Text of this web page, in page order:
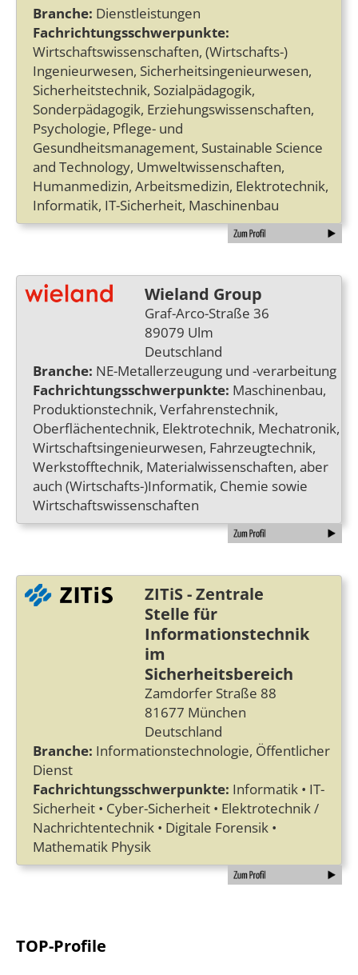
Branche: Dienstleistungen
Fachrichtungsschwerpunkte:
Wirtschaftswissenschaften, (Wirtschafts-)
Ingenieurwesen, Sicherheitsingenieurwesen,
Sicherheitstechnik, Sozialpädagogik,
Sonderpädagogik, Erziehungswissenschaften,
Psychologie, Pflege- und
Gesundheitsmanagement, Sustainable Science
and Technology, Umweltwissenschaften,
Humanmedizin, Arbeitsmedizin, Elektrotechnik,
Informatik, IT-Sicherheit, Maschinenbau
Wieland Group
Graf-Arco-Straße 36
89079 Ulm
Deutschland
Branche: NE-Metallerzeugung und -verarbeitung
Fachrichtungsschwerpunkte: Maschinenbau,
Produktionstechnik, Verfahrenstechnik,
Oberflächentechnik, Elektrotechnik, Mechatronik,
Wirtschaftsingenieurwesen, Fahrzeugtechnik,
Werkstofftechnik, Materialwissenschaften, aber
auch (Wirtschafts-)Informatik, Chemie sowie
Wirtschaftswissenschaften
ZITiS - Zentrale
Stelle für
Informationstechnik
im
Sicherheitsbereich
Zamdorfer Straße 88
81677 München
Deutschland
Branche: Informationstechnologie, Öffentlicher
Dienst
Fachrichtungsschwerpunkte: Informatik • IT-
Sicherheit • Cyber-Sicherheit • Elektrotechnik /
Nachrichtentechnik • Digitale Forensik •
Mathematik Physik
TOP-Profile